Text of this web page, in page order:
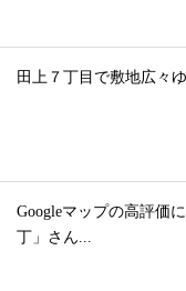
田上７丁目で敷地広々
Googleマップの高評価
丁」さん...